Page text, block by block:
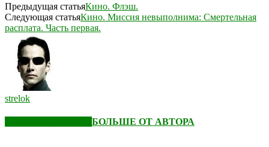
Предыдущая статьяКино. Флэш.
Следующая статьяКино. Миссия невыполнима: Смертельная
расплата. Часть первая.
strelok
БОЛЬШЕ ОТ АВТОРА